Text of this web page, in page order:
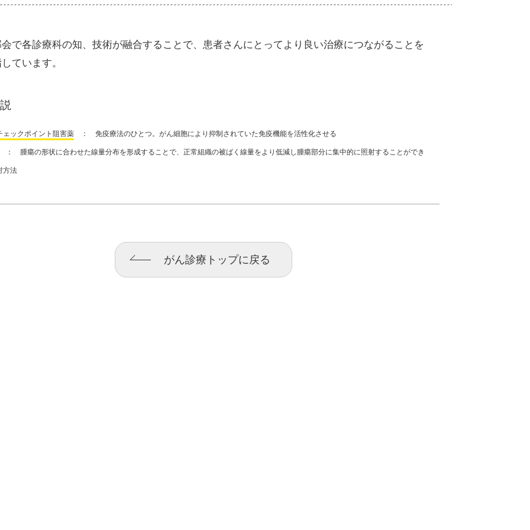
で各診療科の知、技術が融合することで、患者さんにとってより良い治療につながることを
ています。
ェックポイント阻害薬 ： 免疫療法のひとつ。がん細胞により抑制されていた免疫機能を活性化させる
腫瘍の形状に合わせた線量分布を形成することで、正常組織の被ばく線量をより低減し腫瘍部分に集中的に照射することができ
方法
がん診療トップに戻る